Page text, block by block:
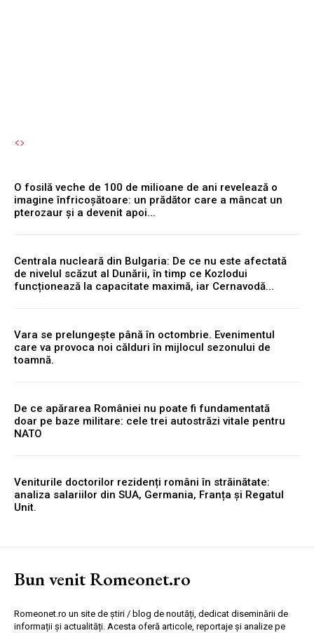
O fosilă veche de 100 de milioane de ani revelează o
imagine înfricoșătoare: un prădător care a mâncat un
pterozaur și a devenit apoi...
Centrala nucleară din Bulgaria: De ce nu este afectată
de nivelul scăzut al Dunării, în timp ce Kozlodui
funcționează la capacitate maximă, iar Cernavodă...
Vara se prelungește până în octombrie. Evenimentul
care va provoca noi călduri în mijlocul sezonului de
toamnă.
De ce apărarea României nu poate fi fundamentată
doar pe baze militare: cele trei autostrăzi vitale pentru
NATO
Veniturile doctorilor rezidenți români în străinătate:
analiza salariilor din SUA, Germania, Franța și Regatul
Unit.
Bun venit Romeonet.ro
Romeonet.ro un site de știri / blog de noutăți, dedicat diseminării de
informații și actualități. Acesta oferă articole, reportaje și analize pe